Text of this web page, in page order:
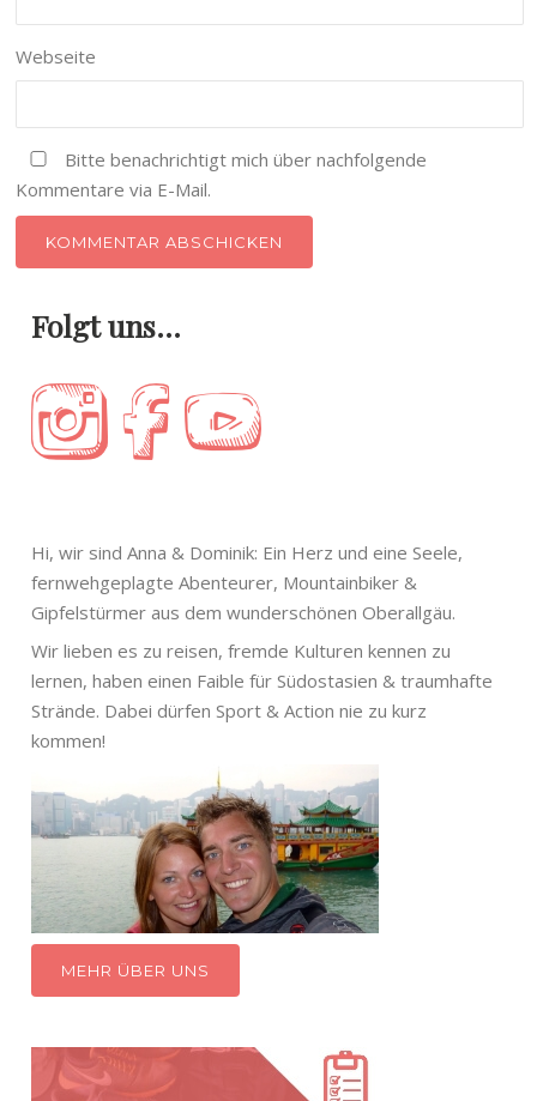
Webseite
Bitte benachrichtigt mich über nachfolgende
Kommentare via E-Mail.
Folgt uns…
Hi, wir sind Anna & Dominik: Ein Herz und eine Seele,
fernwehgeplagte Abenteurer, Mountainbiker &
Gipfelstürmer aus dem wunderschönen Oberallgäu.
Wir lieben es zu reisen, fremde Kulturen kennen zu
lernen, haben einen Faible für Südostasien & traumhafte
Strände. Dabei dürfen Sport & Action nie zu kurz
kommen!
MEHR ÜBER UNS